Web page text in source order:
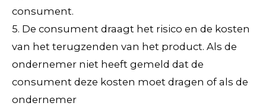
consument.
5. De consument draagt het risico en de kosten
van het terugzenden van het product. Als de
ondernemer niet heeft gemeld dat de
consument deze kosten moet dragen of als de
ondernemer